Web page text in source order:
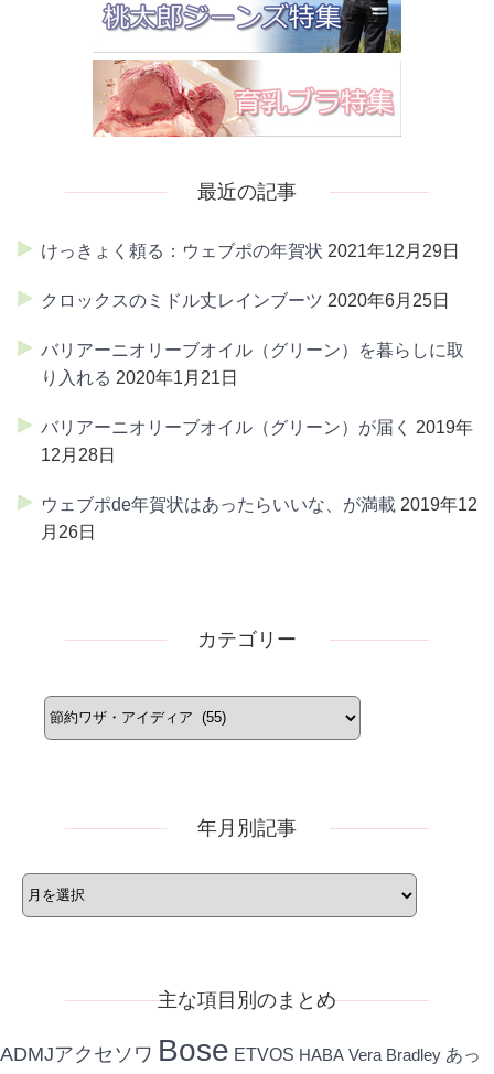
最近の記事
けっきょく頼る：ウェブポの年賀状 2021年12月29日
クロックスのミドル丈レインブーツ 2020年6月25日
バリアーニオリーブオイル（グリーン）を暮らしに取
り入れる 2020年1月21日
バリアーニオリーブオイル（グリーン）が届く
2019年
12月28日
ウェブポde年賀状はあったらいいな、が満載 2019年12
月26日
カテゴリー
年月別記事
主な項目別のまとめ
ADMJアクセソワ Bose ETVOS HABA Vera Bradley あっ